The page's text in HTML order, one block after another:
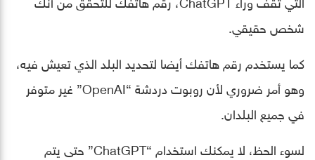
شخص حقيقي.
كما يستخدم رقم هاتفك أيضا لتحديد البلد الذي تعيش فيه،
وهو أمر ضروري لأن روبوت دردشة “OpenAI” غير متوفر
في جميع البلدان.
لسوء الحظ، لا يمكنك استخدام “ChatGPT” حتى يتم